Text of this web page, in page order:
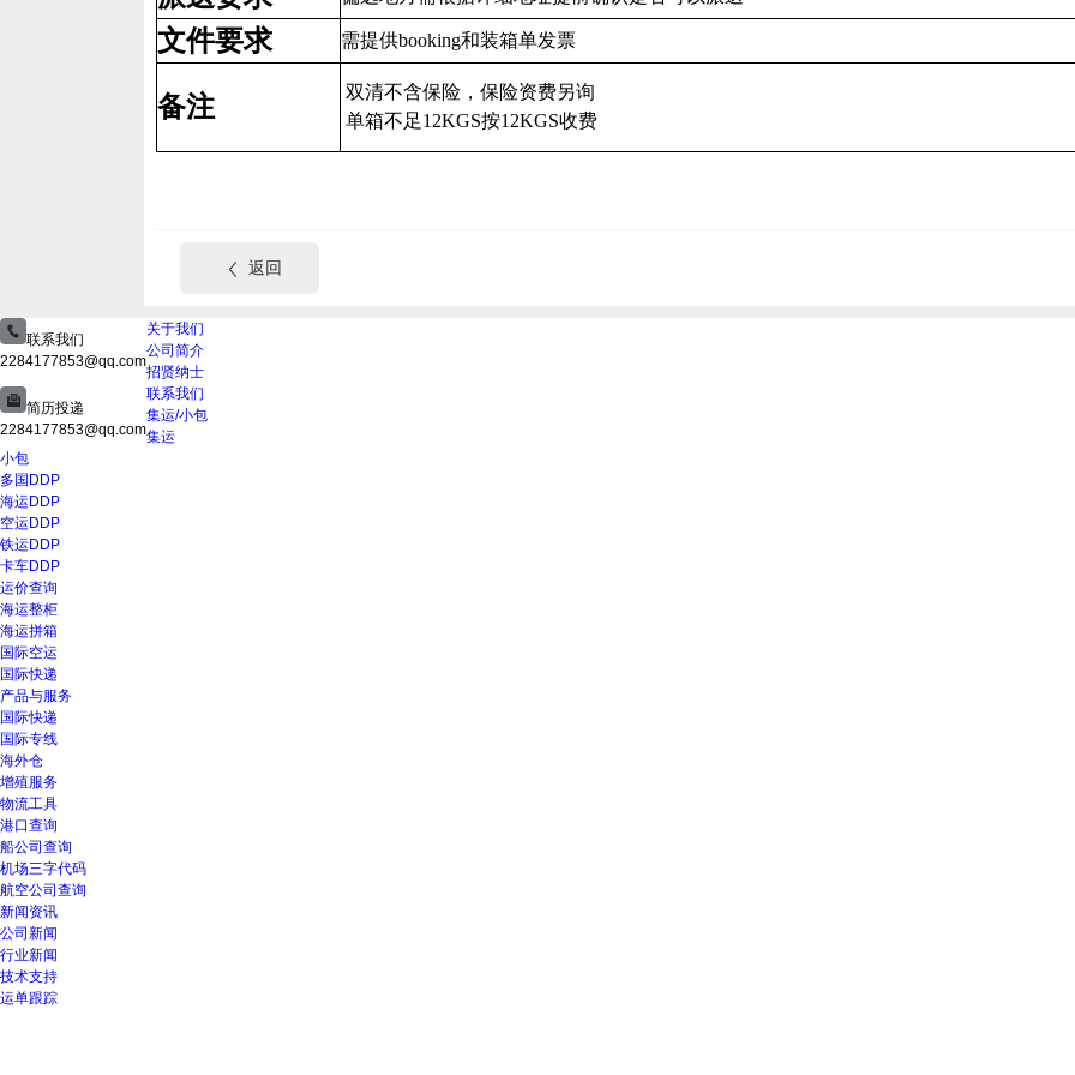
文件要求 需提供booking和装箱单发票
备注
双清不含保险，保险资费另询
单箱不足12KGS按12KGS收费
返回
联系我们
2284177853@qq.com
简历投递
2284177853@qq.com
关于我们
公司简介
招贤纳士
联系我们
集运/小包
集运
小包
多国DDP
海运DDP
空运DDP
铁运DDP
卡车DDP
运价查询
海运整柜
海运拼箱
国际空运
国际快递
产品与服务
国际快递
国际专线
海外仓
增殖服务
物流工具
港口查询
船公司查询
机场三字代码
航空公司查询
新闻资讯
公司新闻
行业新闻
技术支持
运单跟踪